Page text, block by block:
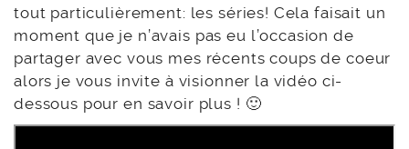
tout particulièrement: les séries! Cela faisait un
moment que je n’avais pas eu l’occasion de
partager avec vous mes récents coups de coeur
alors je vous invite à visionner la vidéo ci-
dessous pour en savoir plus ! 🙂